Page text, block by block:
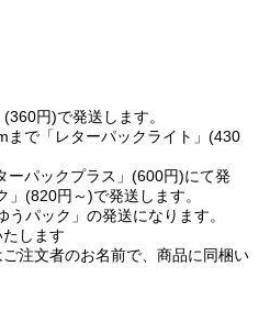
円)で発送します。
まで「レターパックライト」(430
ーパックプラス」(600円)にて発
(820円～)で発送します。
パック」の発送になります。
します
注文者のお名前で、商品に同梱い